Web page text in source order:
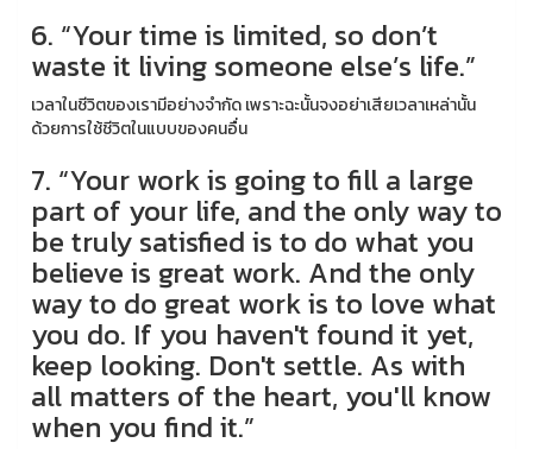
6. “Your time is limited, so don’t
waste it living someone else’s life.”
เวลาในชีวิตของเรามีอย่างจำกัด เพราะฉะนั้นจงอย่าเสียเวลาเหล่านั้น
ด้วยการใช้ชีวิตในแบบของคนอื่น
7. “Your work is going to fill a large
part of your life, and the only way to
be truly satisfied is to do what you
believe is great work. And the only
way to do great work is to love what
you do. If you haven't found it yet,
keep looking. Don't settle. As with
all matters of the heart, you'll know
when you find it.”